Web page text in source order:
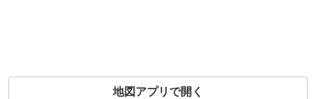
地図アプリで開く